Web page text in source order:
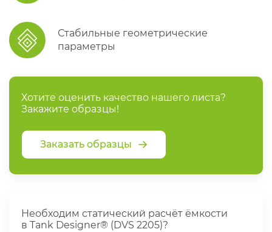
Стабильные геометрические
параметры
Хотите оценить качество нашего листа?
Закажите образцы!
Заказать образцы
Необходим статический расчёт ёмкости
в Tank Designer® (DVS 2205)?